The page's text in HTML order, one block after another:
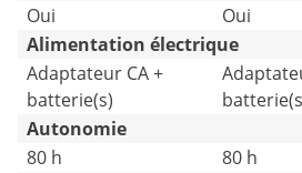
Oui
Oui
Alimentation électrique
Adaptateur CA +
batterie(s)
Autonomie
80 h
80 h